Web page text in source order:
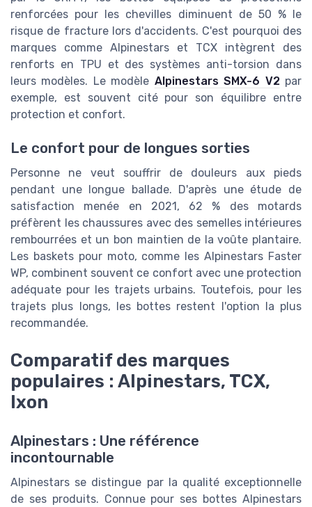
renforcées pour les chevilles diminuent de 50 % le
risque de fracture lors d'accidents. C'est pourquoi des
marques comme Alpinestars et TCX intègrent des
renforts en TPU et des systèmes anti-torsion dans
leurs modèles. Le modèle Alpinestars SMX-6 V2par
exemple, est souvent cité pour son équilibre entre
protection et confort.
Le confort pour de longues sorties
Personne ne veut souffrir de douleurs aux pieds
pendant une longue ballade. D'après une étude de
satisfaction menée en 2021, 62 % des motards
préfèrent les chaussures avec des semelles intérieures
rembourrées et un bon maintien de la voûte plantaire.
Les baskets pour moto, comme les Alpinestars Faster
WP, combinent souvent ce confort avec une protection
adéquate pour les trajets urbains. Toutefois, pour les
trajets plus longs, les bottes restent l'option la plus
recommandée.
Comparatif des marques
populaires : Alpinestars, TCX,
Ixon
Alpinestars : Une référence
incontournable
Alpinestars se distingue par la qualité exceptionnelle
de ses produits. Connue pour ses bottes Alpinestars